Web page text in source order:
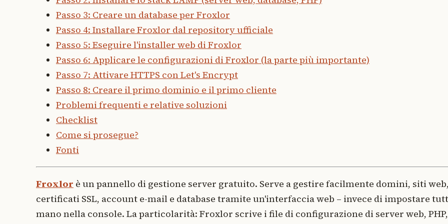
Passo 3: Creare un database per Froxlor
Passo 4: Installare Froxlor dal repository ufficiale
Passo 5: Eseguire l'installer web di Froxlor
Passo 6: Applicare le configurazioni di Froxlor (la parte più importante)
Passo 7: Attivare HTTPS con Let's Encrypt
Passo 8: Creare il primo dominio e il primo cliente
Problemi frequenti e relative soluzioni
Checklist
Come si prosegue?
Fonti
Froxlor è un pannello di gestione server gratuito. Serve a gestire facilmente domini, siti web,
certificati SSL, account e-mail e database tramite un'interfaccia web – invece di impostare
mano nella console. La particolarità: Froxlor scrive i file di configurazione di server web, PHP,